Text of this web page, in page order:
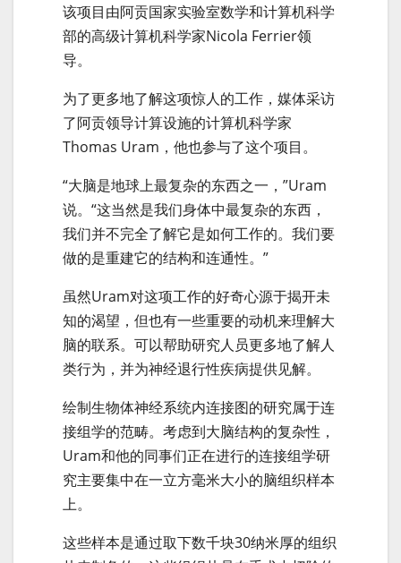
该项目由阿贡国家实验室数学和计算机科学
部的高级计算机科学家Nicola Ferrier领
导。
为了更多地了解这项惊人的工作，媒体采访
了阿贡领导计算设施的计算机科学家
Thomas Uram，他也参与了这个项目。
“大脑是地球上最复杂的东西之一，”Uram
说。“这当然是我们身体中最复杂的东西，
我们并不完全了解它是如何工作的。我们要
做的是重建它的结构和连通性。”
虽然Uram对这项工作的好奇心源于揭开未
知的渴望，但也有一些重要的动机来理解大
脑的联系。可以帮助研究人员更多地了解人
类行为，并为神经退行性疾病提供见解。
绘制生物体神经系统内连接图的研究属于连
接组学的范畴。考虑到大脑结构的复杂性，
Uram和他的同事们正在进行的连接组学研
究主要集中在一立方毫米大小的脑组织样本
上。
这些样本是通过取下数千块30纳米厚的组织